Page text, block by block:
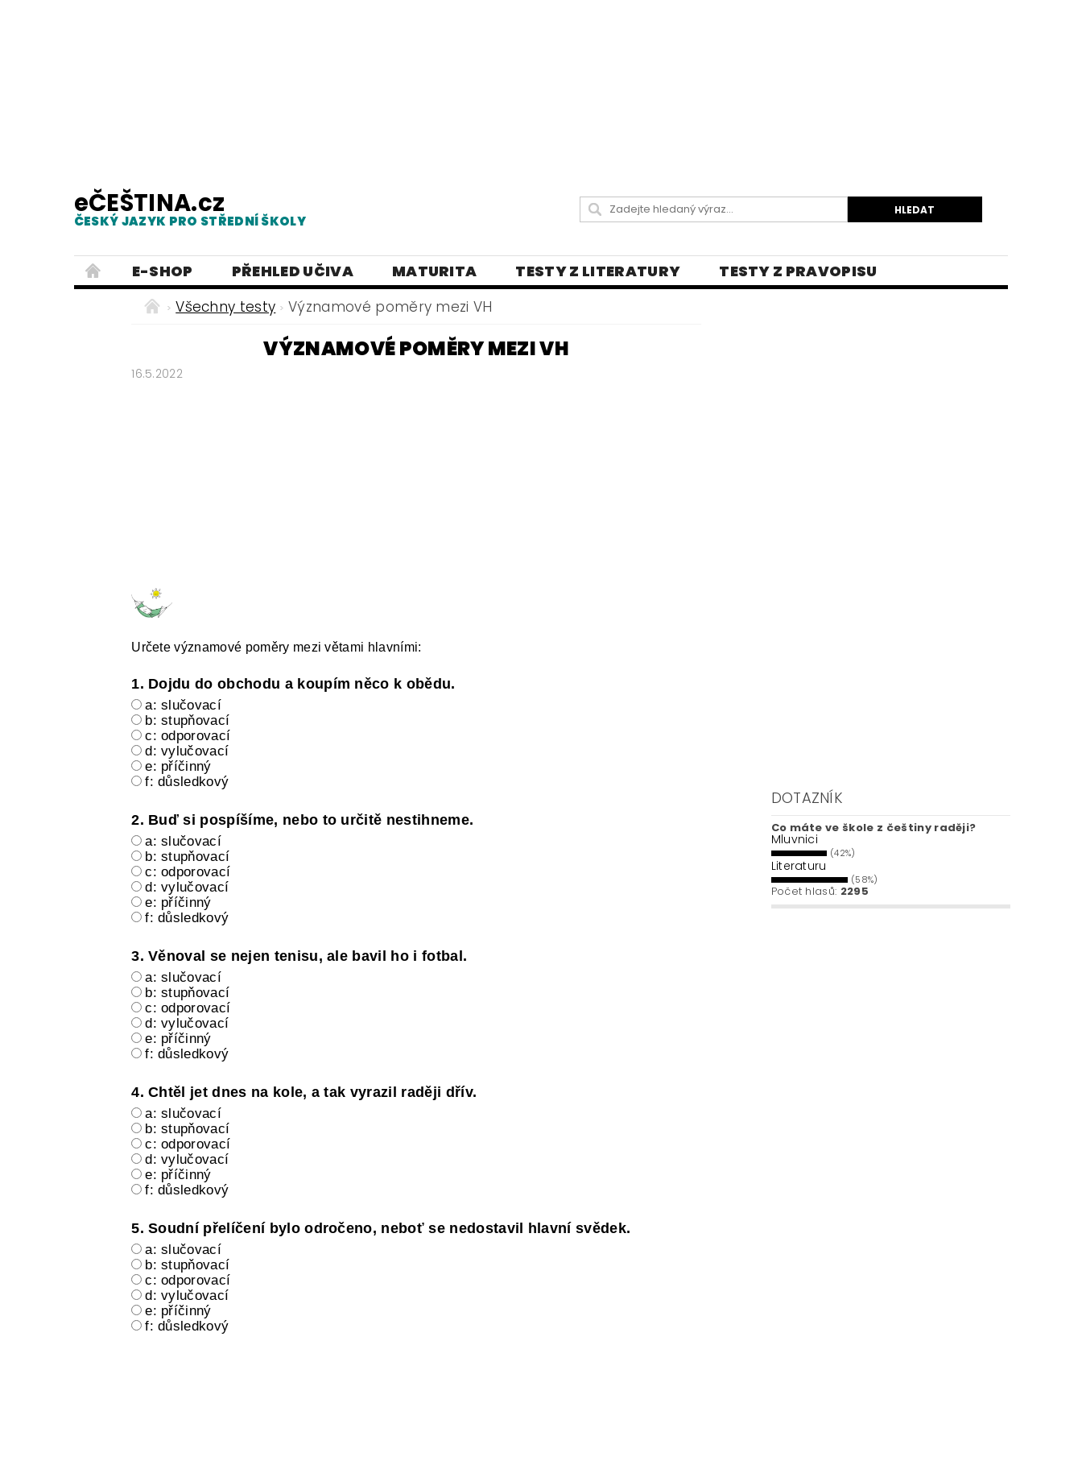
eČEŠTINA.cz
ČESKÝ JAZYK PRO STŘEDNÍ ŠKOLY
E-SHOP PŘEHLED UČIVA MATURITA TESTY Z LITERATURY
TESTY Z PRAVOPISU
TESTY Z MLUVNICE
PRACOVNÍ LISTY
DIKTÁTY A PRAVOPISNÁ CVIČENÍ
ČESKÝ JAZYK PRO ZÁKLADNÍ ŠKOLY
ČEŠTINA PRO UKRAJINCE
Všechny testy Významové poměry mezi VH
VÝZNAMOVÉ POMĚRY MEZI VH
16.5.2022
Určete významové poměry mezi větami hlavními:
1. Dojdu do obchodu a koupím něco k obědu.
a: slučovací
b: stupňovací
c: odporovací
d: vylučovací
e: příčinný
f: důsledkový
2. Buď si pospíšíme, nebo to určitě nestihneme.
a: slučovací
b: stupňovací
c: odporovací
d: vylučovací
e: příčinný
f: důsledkový
3. Věnoval se nejen tenisu, ale bavil ho i fotbal.
a: slučovací
b: stupňovací
c: odporovací
d: vylučovací
e: příčinný
f: důsledkový
4. Chtěl jet dnes na kole, a tak vyrazil raději dřív.
a: slučovací
b: stupňovací
c: odporovací
d: vylučovací
e: příčinný
f: důsledkový
5. Soudní přelíčení bylo odročeno, neboť se nedostavil hlavní svědek.
a: slučovací
b: stupňovací
c: odporovací
d: vylučovací
e: příčinný
f: důsledkový
DOTAZNÍK
Co máte ve škole z češtiny raději?
Mluvnici
(42%)
Literaturu
(58%)
Počet hlasů: 2295